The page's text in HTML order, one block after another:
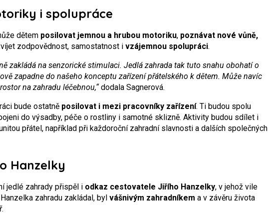
i spolupráce
dětem posilovat jemnou a hrubou motoriku, poznávat nové vůně,
zodpovědnost, samostatnost i vzájemnou spolupráci.
zakládá na senzorické stimulaci. Jedlá zahrada tak tuto snahu obohatí o
zapadne do našeho konceptu zařízení přátelského k dětem. Může navíc
na zahradu léčebnou,“dodala Sagnerová.
bude ostatně posilovat i mezi pracovníky zařízení. Ti budou spolu
do výsadby, péče o rostliny i samotné sklizně. Aktivity budou sdílet i
přátel, například při každoroční zahradní slavnosti a dalších společných
Hanzelky
jedlé zahrady přispěl i odkaz cestovatele Jiřího Hanzelky, v jehož vile
zahradu zakládal, byl vášnivým zahradníkem a v závěru života